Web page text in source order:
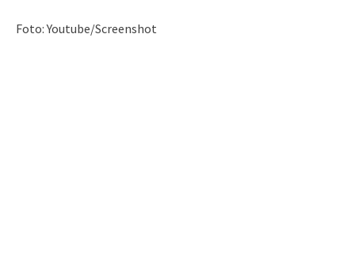
Foto: Youtube/Screenshot